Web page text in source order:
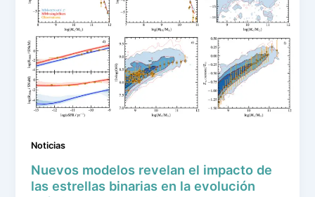
Noticias
Nuevos modelos revelan el impacto de
las estrellas binarias en la evolución